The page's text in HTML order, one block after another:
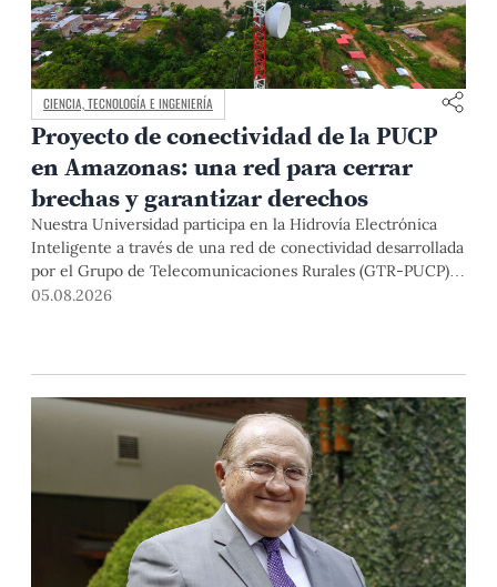
CIENCIA, TECNOLOGÍA E INGENIERÍA
Proyecto de conectividad de la PUCP
en Amazonas: una red para cerrar
brechas y garantizar derechos
Nuestra Universidad participa en la Hidrovía Electrónica
Inteligente a través de una red de conectividad desarrollada
por el Grupo de Telecomunicaciones Rurales (GTR-PUCP)
desde el 2018. En esta nota repasamos cómo ha sido el
05.08.2026